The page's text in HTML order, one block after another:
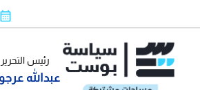
رئيس التحرير
عبدالله